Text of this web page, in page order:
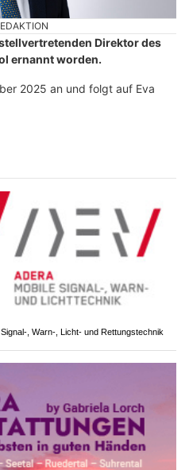
Direktor des
ernannt worden.
2025 an und folgt auf Eva
, Warn-, Licht- und Rettungstechnik